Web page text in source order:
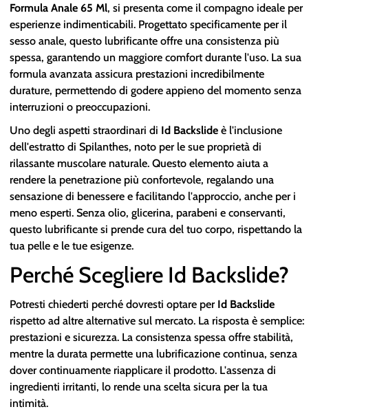
Formula Anale 65 Ml, si presenta come il compagno ideale per
esperienze indimenticabili. Progettato specificamente per il
sesso anale, questo lubrificante offre una consistenza più
spessa, garantendo un maggiore comfort durante l'uso. La sua
formula avanzata assicura prestazioni incredibilmente
durature, permettendo di godere appieno del momento senza
interruzioni o preoccupazioni.
Uno degli aspetti straordinari di Id Backslide è l'inclusione
dell'estratto di Spilanthes, noto per le sue proprietà di
rilassante muscolare naturale. Questo elemento aiuta a
rendere la penetrazione più confortevole, regalando una
sensazione di benessere e facilitando l'approccio, anche per i
meno esperti. Senza olio, glicerina, parabeni e conservanti,
questo lubrificante si prende cura del tuo corpo, rispettando la
tua pelle e le tue esigenze.
Perché Scegliere Id Backslide?
Potresti chiederti perché dovresti optare per Id Backslide
rispetto ad altre alternative sul mercato. La risposta è semplice:
prestazioni e sicurezza. La consistenza spessa offre stabilità,
mentre la durata permette una lubrificazione continua, senza
dover continuamente riapplicare il prodotto. L'assenza di
ingredienti irritanti, lo rende una scelta sicura per la tua
intimità.